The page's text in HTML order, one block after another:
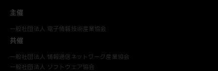
主催
一般社団法人 電子情報技術産業協会
共催
一般社団法人 情報通信ネットワーク産業協会
一般社団法人 ソフトウェア協会